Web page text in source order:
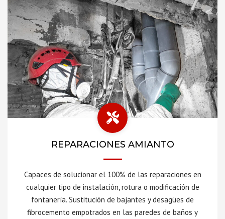
REPARACIONES AMIANTO
Capaces de solucionar el 100% de las reparaciones en
cualquier tipo de instalación, rotura o modificación de
fontanería. Sustitución de bajantes y desagües de
fibrocemento empotrados en las paredes de baños y